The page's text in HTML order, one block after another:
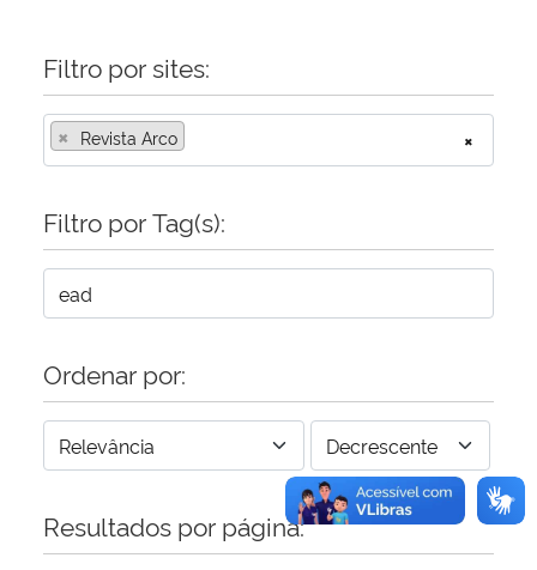
Ministério da Mulher, da Família e dos Direitos Humanos
Secretaria-Geral
Secretaria de Governo
Advocacia-Geral da União
Filtro por sites:
×
× Revista Arco
Filtro por Tag(s):
Ordenar por:
Resultados por página: